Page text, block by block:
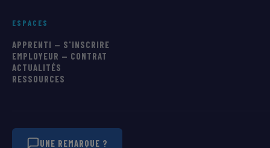
ESPACES
APPRENTI — S'INSCRIRE
EMPLOYEUR — CONTRAT
ACTUALITÉS
RESSOURCES
UNE REMARQUE ?